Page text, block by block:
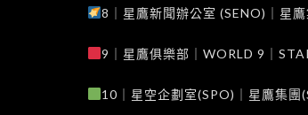
8｜星鷹新聞辦公室 (SENO)｜星
9｜星鷹俱樂部｜WORLD 9｜
10｜星空企劃室(SPO)｜星鷹集團